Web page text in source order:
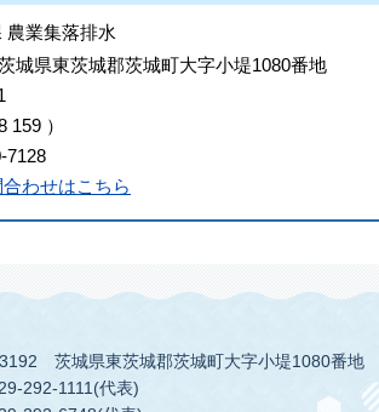
農業集落排水
城県東茨城郡茨城町大字小堤1080番地
159 ）
7128
わせはこちら
茨城県東茨城郡茨城町大字小堤1080番地
292-1111(代表)